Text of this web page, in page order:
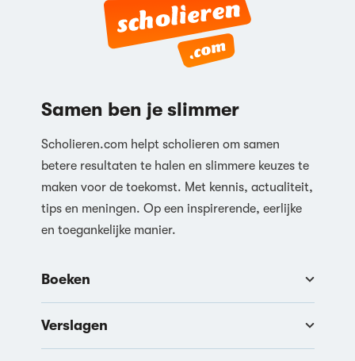
Samen ben je slimmer
Scholieren.com helpt scholieren om samen
betere resultaten te halen en slimmere keuzes te
maken voor de toekomst. Met kennis, actualiteit,
tips en meningen. Op een inspirerende, eerlijke
en toegankelijke manier.
Boeken
Verslagen